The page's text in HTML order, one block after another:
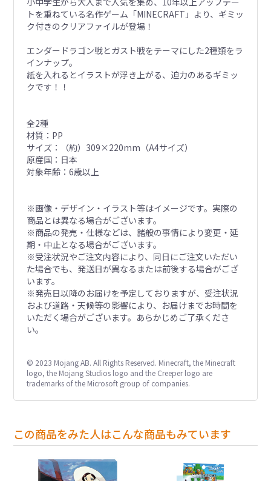
トを重ねている名作ゲーム「MINECRAFT」より、ギミッ
ク付きのクリアファイルが登場！
エンダードラゴン戦とガスト戦をテーマにした2種類をラ
インナップ。
紙を入れるとイラストが浮き上がる、迫力のあるギミッ
クです！！
全2種
材質：PP
サイズ：（約）309×220mm（A4サイズ）
原産国：日本
対象年齢：6歳以上
※画像・デザイン・イラスト等はイメージです。実際の
商品とは異なる場合がございます。
※商品の発売・仕様などは、諸般の事情により変更・延
期・中止となる場合がございます。
※受注状況やご注文内容により、同日にご注文いただい
た場合でも、発送日が異なるまたは前後する場合がござ
います。
※発売日以降のお届けを予定しておりますが、受注状況
および道路・天候等の影響により、お届けまでお時間を
いただく場合がございます。あらかじめご了承くださ
い。
© 2023 Mojang AB. All Rights Reserved. Minecraft, the Minecraft
logo, the Mojang Studios logo and the Creeper logo are
trademarks of the Microsoft group of companies.
この商品をみた人はこんな商品もみています